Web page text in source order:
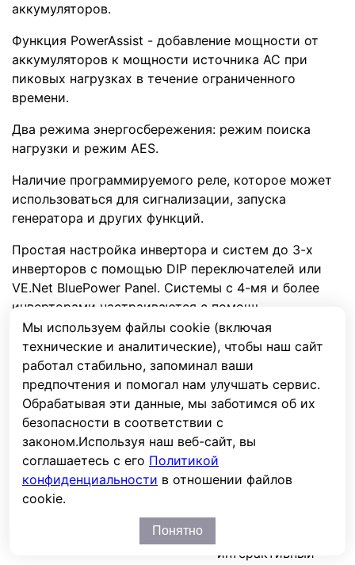
Мы используем файлы cookie (включая
технические и аналитические), чтобы наш сайт
работал стабильно, запоминал ваши
предпочтения и помогал нам улучшать сервис.
Обрабатывая эти данные, мы заботимся об их
безопасности в соответствии с
законом.Используя наш веб-сайт, вы
соглашаетесь с его Политикой
конфиденциальности в отношении файлов
cookie.
Понятно
аккумуляторов.
Функция PowerAssist - добавление мощности от
аккумуляторов к мощности источника АС при
пиковых нагрузках в течение ограниченного
времени.
Два режима энергосбережения: режим поиска
нагрузки и режим AES.
Наличие программируемого реле, которое может
использоваться для сигнализации, запуска
генератора и других функций.
Простая настройка инвертора и систем до 3-х
инверторов с помощью DIP переключателей или
VE.Net BluePower Panel. Системы с 4-мя и более
инверторами настраиваются с помощь
программного обеспечения и вспомогательных
устройств Victron Energy
Характеристики
Мощность, кВА
1.6
Мощность, кВт
1.3
Мощность пиковая /
максимальная, кВт
3.0
интерактивный